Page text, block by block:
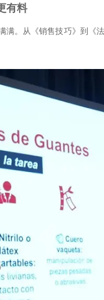
有料
满。从《销售技巧》到